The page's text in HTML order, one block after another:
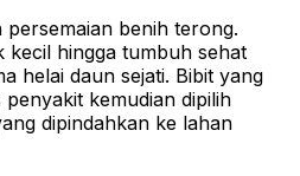
benih terong.
kecil hingga tumbuh sehat
helai daun sejati. Bibit yang
kemudian dipilih
dipindahkan ke lahan